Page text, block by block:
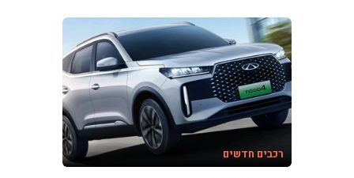
רכבים חדשים